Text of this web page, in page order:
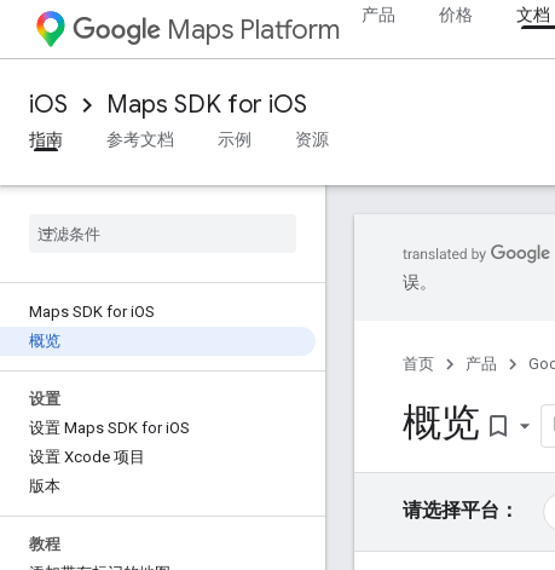
Maps Platform 产品 价格 文档
iOS Maps SDK for iOS
指南
参考文档 示例 资源
Maps SDK for iOS
概览
设置
设置 Maps SDK for iOS
设置 Xcode 项目
版本
教程
误。
首页 产品
概览 bookmark_border
请选择平台：